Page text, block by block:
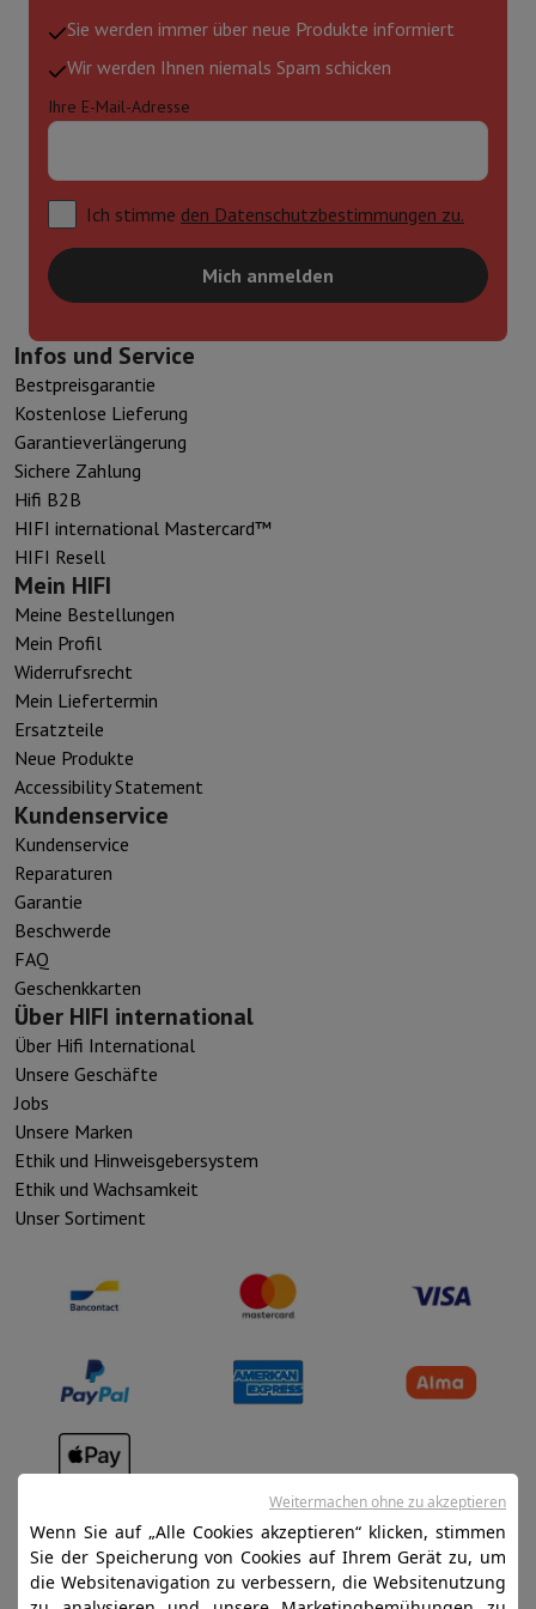
Sie werden immer über neue Produkte informiert
Wir werden Ihnen niemals Spam schicken
Ihre E-Mail-Adresse
Ich stimme den Datenschutzbestimmungen zu.
Mich anmelden
Infos und Service
Bestpreisgarantie
Kostenlose Lieferung
Garantieverlängerung
Sichere Zahlung
Hifi B2B
HIFI international Mastercard™
HIFI Resell
Mein HIFI
Meine Bestellungen
Mein Profil
Widerrufsrecht
Mein Liefertermin
Ersatzteile
Neue Produkte
Accessibility Statement
Kundenservice
Kundenservice
Reparaturen
Garantie
Beschwerde
FAQ
Geschenkkarten
Über HIFI international
Über Hifi International
Unsere Geschäfte
Jobs
Unsere Marken
Ethik und Hinweisgebersystem
Ethik und Wachsamkeit
Unser Sortiment
Verkaufsbedingungen
Datenschutz
Disclaimer
Wenn Sie auf „Alle Cookies akzeptieren“ klicken, stimmen
Sie der Speicherung von Cookies auf Ihrem Gerät zu, um
die Websitenavigation zu verbessern, die Websitenutzung
Weitermachen ohne zu akzeptieren